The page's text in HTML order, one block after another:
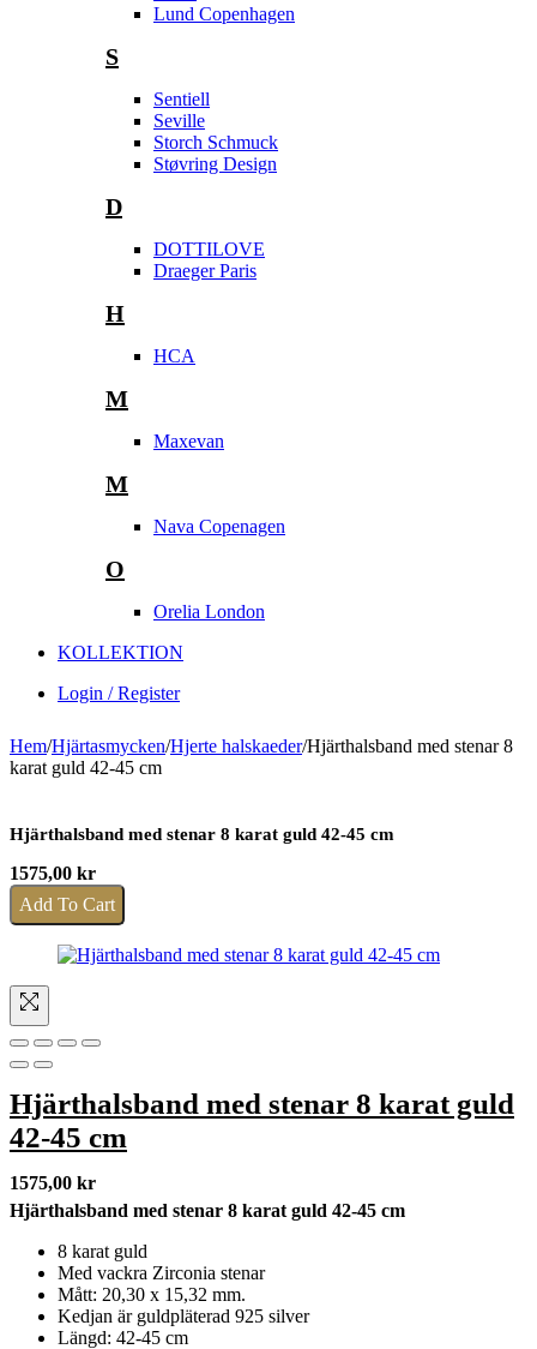
Lund Copenhagen
S
Sentiell
Seville
Storch Schmuck
Støvring Design
D
DOTTILOVE
Draeger Paris
H
HCA
M
Maxevan
M
Nava Copenagen
O
Orelia London
KOLLEKTION
Login / Register
Hem/Hjärtasmycken/Hjerte halskaeder/Hjärthalsband med stenar 8
karat guld 42-45 cm
Hjärthalsband med stenar 8 karat guld 42-45 cm
1575,00 kr
Add To Cart
Hjärthalsband med stenar 8 karat guld
42-45 cm
1575,00 kr
Hjärthalsband med stenar 8 karat guld 42-45 cm
8 karat guld
Med vackra Zirconia stenar
Mått: 20,30 x 15,32 mm.
Kedjan är guldpläterad 925 silver
Längd: 42-45 cm